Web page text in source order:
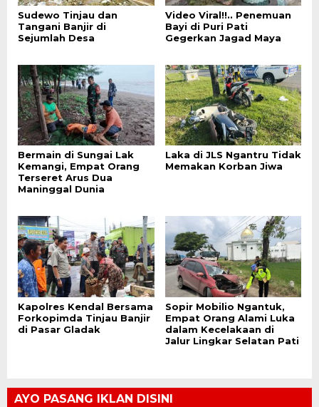
Sudewo Tinjau dan
Tangani Banjir di
Sejumlah Desa
Video Viral!!.. Penemuan
Bayi di Puri Pati
Gegerkan Jagad Maya
Bermain di Sungai Lak
Kemangi, Empat Orang
Terseret Arus Dua
Maninggal Dunia
Laka di JLS Ngantru Tidak
Memakan Korban Jiwa
Kapolres Kendal Bersama
Forkopimda Tinjau Banjir
di Pasar Gladak
Sopir Mobilio Ngantuk,
Empat Orang Alami Luka
dalam Kecelakaan di
Jalur Lingkar Selatan Pati
AYO PASANG IKLAN DISINI